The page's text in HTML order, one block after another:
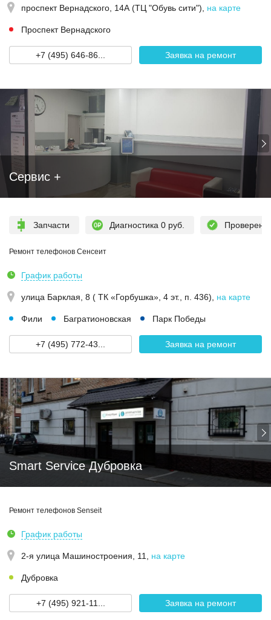
проспект Вернадского, 14А (ТЦ "Обувь сити") на карте
Проспект Вернадского
+7 (495) 646-86... Заявка на ремонт
Сервис +
Запчасти Диагностика 0 руб. Проверен
Ремонт телефонов Сенсеит
График работы
улица Барклая, 8 ( ТК «Горбушка», 4 эт., п. 436) на карте
Фили Багратионовская Парк Победы
+7 (495) 772-43... Заявка на ремонт
Smart Service Дубровка
Ремонт телефонов Senseit
График работы
2-я улица Машиностроения, 11 на карте
Дубровка
+7 (495) 921-11... Заявка на ремонт